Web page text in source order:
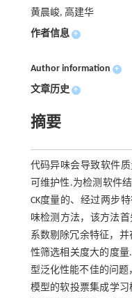
黄晨峻, 高建华
作者信息 +
Author information +
文章历史 +
摘要
代码异味会导致软件
可维护性.为检测软件
CK度量的、经过两步
味检测方法，该方法首
系数剔除冗余特征，并
性筛选相关度大的度
型泛化性能不佳的问
模型的软投票集成学